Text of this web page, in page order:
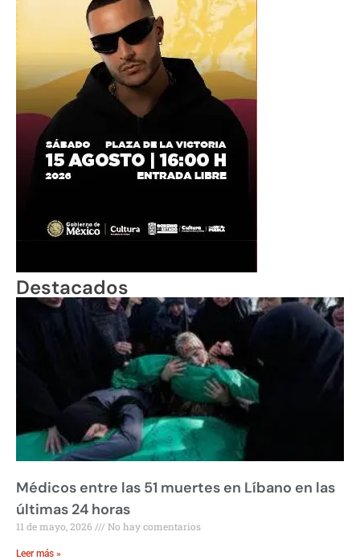
Destacados
Médicos entre las 51 muertes en Líbano en las
últimas 24 horas
11 de mayo, 2026 No hay comentarios
Leer más »